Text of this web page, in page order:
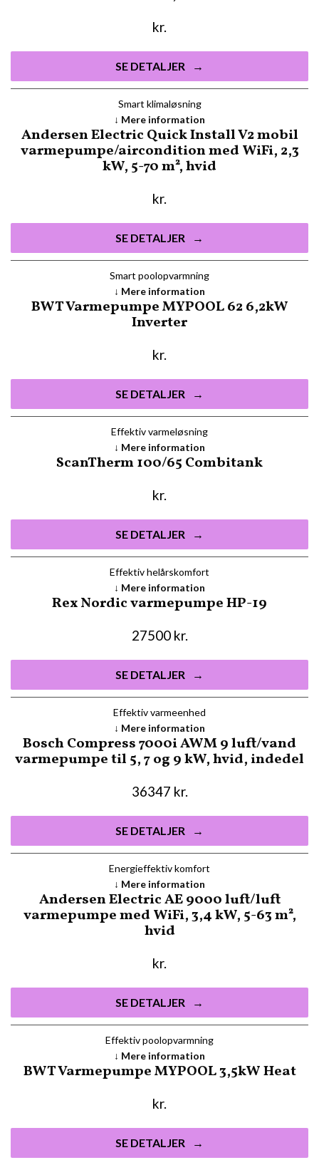
kr.
SE DETALJER
Smart klima­løsning
Andersen Electric Quick Install V2 mobil
varmepumpe/aircondition med WiFi, 2,3
kW, 5-70 m², hvid
kr.
SE DETALJER
Mere information
Smart poolopvarmning
BWT Varmepumpe MYPOOL 62 6,2kW
Inverter
kr.
SE DETALJER
Mere information
Effektiv varmeløsning
ScanTherm 100/65 Combitank
kr.
SE DETALJER
Mere information
Effektiv helårskomfort
Rex Nordic varmepumpe HP-19
27500 kr.
SE DETALJER
Mere information
Effektiv varmeenhed
Bosch Compress 7000i AWM 9 luft/vand
varmepumpe til 5, 7 og 9 kW, hvid, indedel
36347 kr.
SE DETALJER
Mere information
Energieffektiv komfort
Andersen Electric AE 9000 luft/luft
varmepumpe med WiFi, 3,4 kW, 5-63 m²,
hvid
kr.
SE DETALJER
Mere information
Effektiv poolopvarmning
BWT Varmepumpe MYPOOL 3,5kW Heat
kr.
SE DETALJER
Mere information